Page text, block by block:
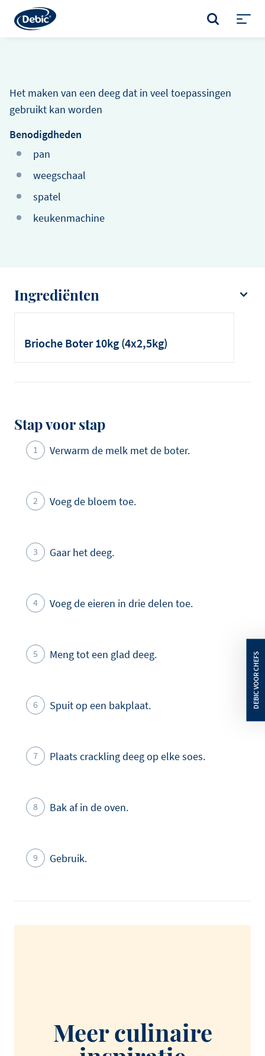
main
content
ZOEKEN
menu
Het maken van een deeg dat in veel toepassingen
gebruikt kan worden
Benodigdheden
pan
weegschaal
spatel
keukenmachine
Ingrediënten
Debic Brioche
Brioche Boter 10kg (4x2,5kg)
Stap voor stap
Verwarm de melk met de boter.
Voeg de bloem toe.
Gaar het deeg.
Voeg de eieren in drie delen toe.
Meng tot een glad deeg.
Spuit op een bakplaat.
Plaats crackling deeg op elke soes.
Bak af in de oven.
Gebruik.
Meer culinaire